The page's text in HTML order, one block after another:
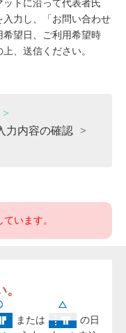
ットに沿って代表者氏
力し、「お問い合わせ
希望日、ご利用希望時
、送信ください。
力内容の確認
います。